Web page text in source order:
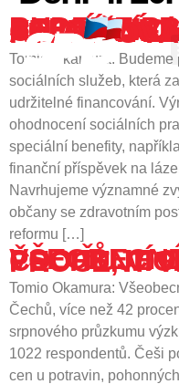
BUDEME PROSAZOVAT REFORMU SYSTÉMU SOCIÁLNÍCH SLUŽEB, KTERÁ ZAJISTÍ JEJICH CELOSTÁTNÍ DOSTUPNOST A
Tomio Okamura: Budeme
sociálních služeb, která
udržitelné financování.
ohodnocení sociálních
speciální benefity,
finanční příspěvek na
Navrhujeme významné
občany se zdravotním
reformu […]
VŠEOBECNÉ ZDRAŽOVÁNÍ POCIŤUJE 94
Tomio Okamura:
Čechů, více než 42
srpnového průzkumu
1022 respondentů. Češi
cen u potravin,